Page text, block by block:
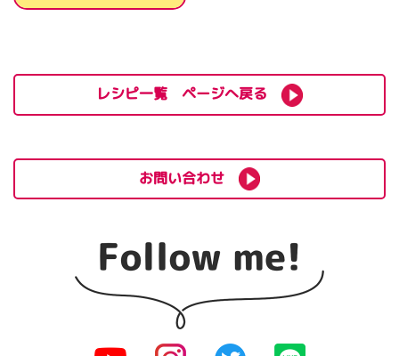
レシピ一覧 ページへ戻る
お問い合わせ